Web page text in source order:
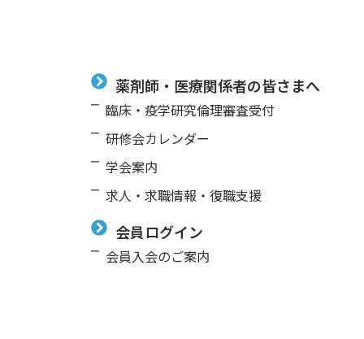
薬剤師・医療関係者の皆さまへ
臨床・疫学研究倫理審査受付
研修会カレンダー
学会案内
求⼈・求職情報・復職支援
会員ログイン
会員入会のご案内